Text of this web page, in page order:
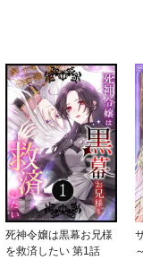
死神令嬢は黒幕お兄様
を救済したい 第1話